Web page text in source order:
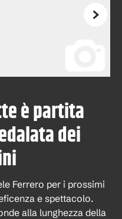
è partita
dei
Ferrero per i prossimi
e spettacolo.
alla lunghezza della